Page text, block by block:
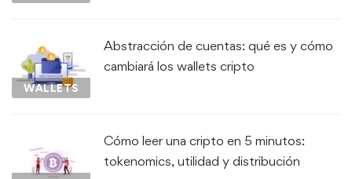
WALLETS
Abstracción de cuentas: qué es y cómo
cambiará los wallets cripto
Cómo leer una cripto en 5 minutos:
tokenomics, utilidad y distribución